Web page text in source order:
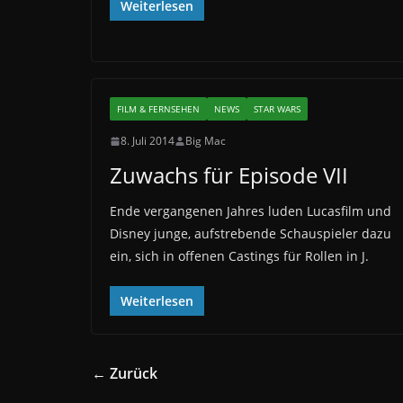
Weiterlesen
FILM & FERNSEHEN NEWS STAR WARS
8. Juli 2014 Big Mac
Zuwachs für Episode VII
Ende vergangenen Jahres luden Lucasfilm und
Disney junge, aufstrebende Schauspieler dazu
ein, sich in offenen Castings für Rollen in J.
Weiterlesen
← Zurück